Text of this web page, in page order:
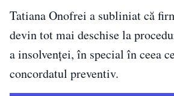
Tatiana Onofrei a subliniat că
devin tot mai deschise la
a insolvenței, în special în ceea
concordatul preventiv.